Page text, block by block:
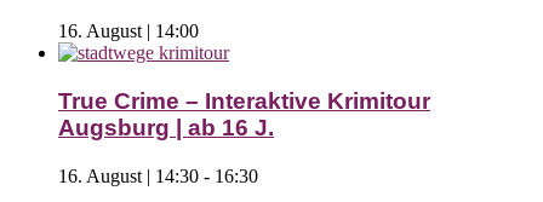
16. August | 14:00
True Crime – Interaktive Krimitour
Augsburg | ab 16 J.
16. August | 14:30 - 16:30